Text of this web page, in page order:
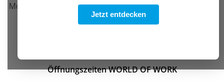
Jetzt entdecken
Montag - Freitag
08:00 - 12:00 Uhr
13:00 - 16:00 Uhr
Öffnungszeiten WORLD OF WORK